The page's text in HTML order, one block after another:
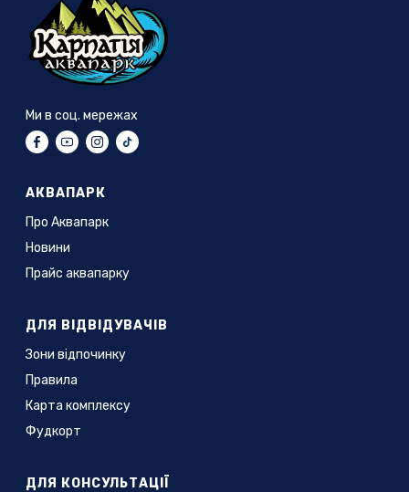
Ми в соц. мережах
АКВАПАРК
Про Аквапарк
Новини
Прайс аквапарку
ДЛЯ ВІДВІДУВАЧІВ
Зони відпочинку
Правила
Карта комплексу
Фудкорт
ДЛЯ КОНСУЛЬТАЦІЇ